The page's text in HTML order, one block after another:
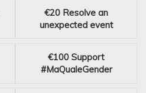
€20 Resolve an
unexpected event
€100 Support
#MaQualeGender